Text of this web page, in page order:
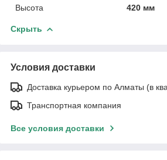
Высота
420 мм
Скрыть
Условия доставки
Доставка курьером по Алматы (в
Транспортная компания
Все условия доставки